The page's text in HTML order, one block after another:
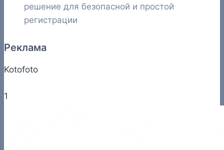
решение для безопасной и простой
регистрации
Реклама
Kotofoto
1